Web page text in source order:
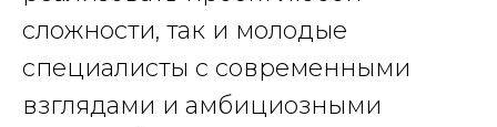
сложности, так и молодые
специалисты с современными
взглядами и амбициозными